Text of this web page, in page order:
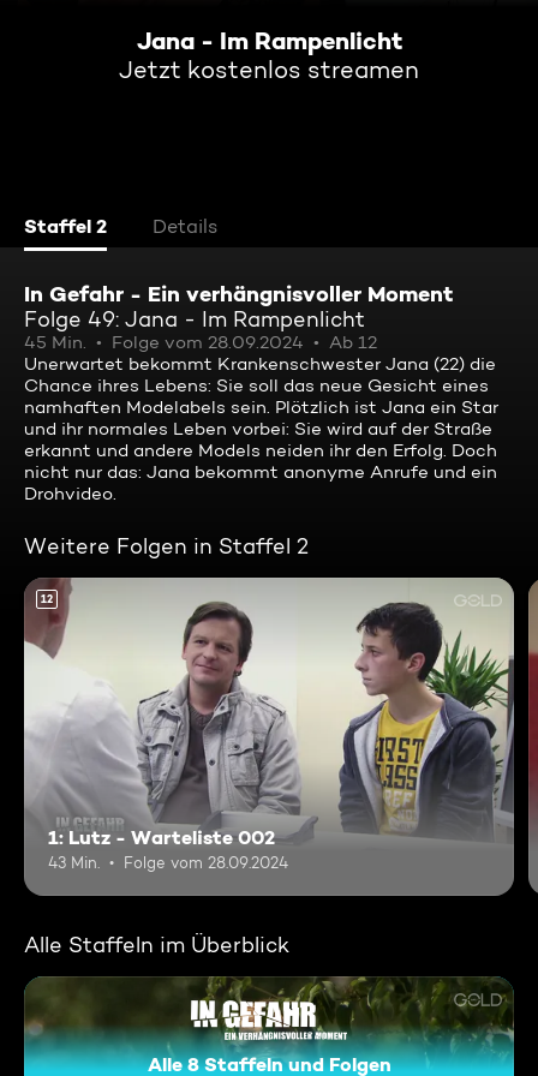
Jana - Im Rampenlicht
Jetzt kostenlos streamen
Staffel 2 Details
In Gefahr - Ein verhängnisvoller Moment
Folge 49: Jana - Im Rampenlicht
45 Min. Folge vom 28.09.2024
Ab 12
Unerwartet bekommt Krankenschwester Jana (22) die
Chance ihres Lebens: Sie soll das neue Gesicht eines
namhaften Modelabels sein. Plötzlich ist Jana ein Star
und ihr normales Leben vorbei: Sie wird auf der Straße
erkannt und andere Models neiden ihr den Erfolg. Doch
nicht nur das: Jana bekommt anonyme Anrufe und ein
Drohvideo.
Weitere Folgen in Staffel 2
12
1: Lutz - Warteliste 002
43 Min. Folge vom 28.09.2024
Alle Staffeln im Überblick
Alle 8 Staffeln und Folgen